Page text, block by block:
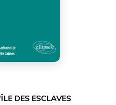
DES ESCLAVES